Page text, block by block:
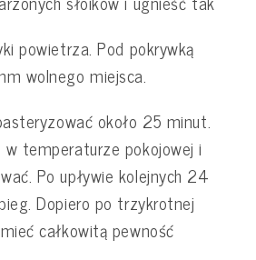
powietrza. Pod pokrywką
wolnego miejsca.
około 25 minut.
temperaturze pokojowej i
Po upływie kolejnych 24
Dopiero po trzykrotnej
całkowitą pewność